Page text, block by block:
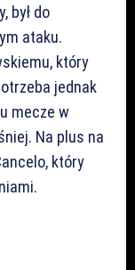
był do
ataku.
który
jednak
mecze w
Na plus na
który